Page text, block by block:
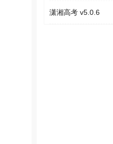
潇湘高考 v5.0.6